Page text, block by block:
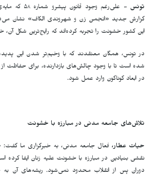
تونس -
علی‌رغم وجود
این کشور خشونت را تجربه کرده‌اند که رایج‌ترین شکل
در تونس، همگان معتقدند که با وخیم‌تر شدن این
شده است تا با وجود چالش‌های بازدارنده، برای حفاظت از
در ابعاد گوناگون وارد عمل شود.
تلاش‌های جامعه مدنی در مبارزه با خشونت
حیات عطار، فعال جامعه مدنی، به خبرگزاری ما گفت:
نقشی بنیادین در مبارزه با خشونت علیه زنان ایفا کرده
دوران پس از انقلاب محدود نمی‌شود. ریشه‌های آن به